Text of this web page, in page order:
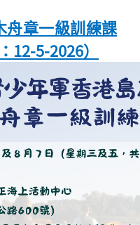
舟章一級訓練課
12-5-2026）